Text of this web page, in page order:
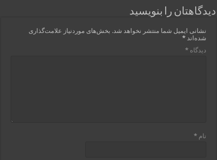
دیدگاهتان را بنویسید
نشانی ایمیل شما منتشر نخواهد شد. بخش‌های موردنیاز علامت‌گذاری
شده‌اند*
دیدگاه*
نام*